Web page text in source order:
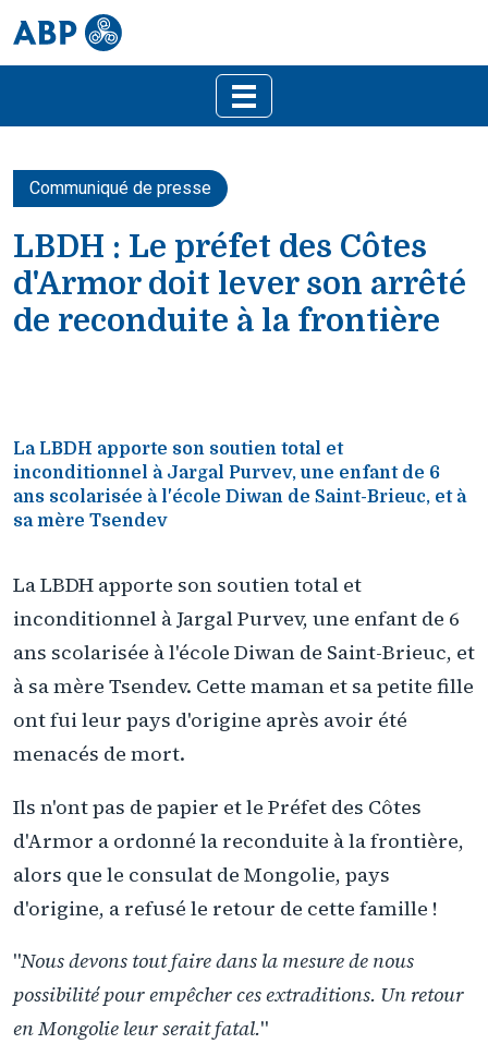
Communiqué de presse
LBDH : Le préfet des Côtes
d'Armor doit lever son arrêté
de reconduite à la frontière
La LBDH apporte son soutien total et
inconditionnel à Jargal Purvev, une enfant de 6
ans scolarisée à l'école Diwan de Saint-Brieuc, et à
sa mère Tsendev
La LBDH apporte son soutien total et
inconditionnel à Jargal Purvev, une enfant de 6
ans scolarisée à l'école Diwan de Saint-Brieuc, et
à sa mère Tsendev. Cette maman et sa petite fille
ont fui leur pays d'origine après avoir été
menacés de mort.
Ils n'ont pas de papier et le Préfet des Côtes
d'Armor a ordonné la reconduite à la frontière,
alors que le consulat de Mongolie, pays
d'origine, a refusé le retour de cette famille !
"Nous devons tout faire dans la mesure de nous
possibilité pour empêcher ces extraditions. Un retour
en Mongolie leur serait fatal."